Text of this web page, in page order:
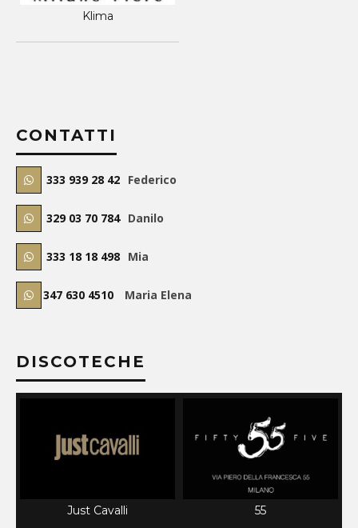
Klima
CONTATTI
333 939 28 42 Federico
329 03 70 784 Danilo
333 18 18 498 Mia
347 630 4510 Maria Elena
DISCOTECHE
Just Cavalli 55